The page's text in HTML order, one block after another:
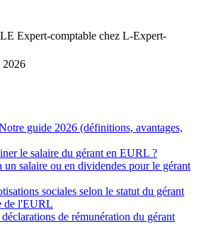
Expert-comptable chez L-Expert-
2026
guide 2026 (définitions, avantages,
le salaire du gérant en EURL ?
un salaire ou en dividendes pour le gérant
sociales selon le statut du gérant
de l'EURL
de rémunération du gérant